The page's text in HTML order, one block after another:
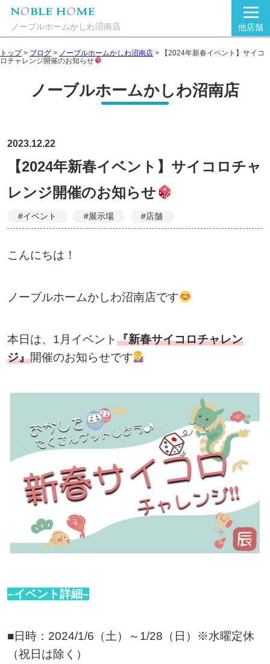
ノーブルホームかしわ沼南店 他店舗
トップ> ブログ > ノーブルホームかしわ沼南店 >
【2024年新春イベント】サイコ
ロチャレンジ開催のお知らせ
ノーブルホームかしわ沼南店
2023.12.22
【2024年新春イベント】サイコロチャ
レンジ開催のお知らせ
#イベント #展示場 #店舗
こんにちは！
ノーブルホームかしわ沼南店です
本日は、1月イベント『新春サイコロチャレン
ジ』開催のお知らせです
–イベント詳細–
■日時：2024/1/6（土）～1/28（日）※水曜定休
（祝日は除く）